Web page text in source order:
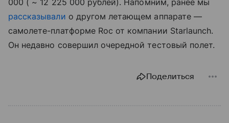
рассказывали о другом летающем аппарате —
самолете-платформе Roc от компании Starlaunch.
Он недавно совершил очередной тестовый полет.
Поделиться